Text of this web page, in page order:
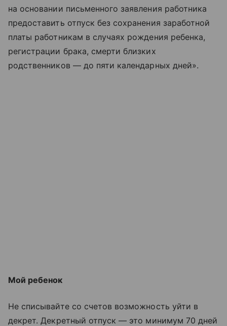
на основании письменного заявления работника
предоставить отпуск без сохранения заработной
платы работникам в случаях рождения ребенка,
регистрации брака, смерти близких
родственников — до пяти календарных дней».
Мой ребенок
Не списывайте со счетов возможность уйти в
декрет. Декретный отпуск — это минимум 70 дней